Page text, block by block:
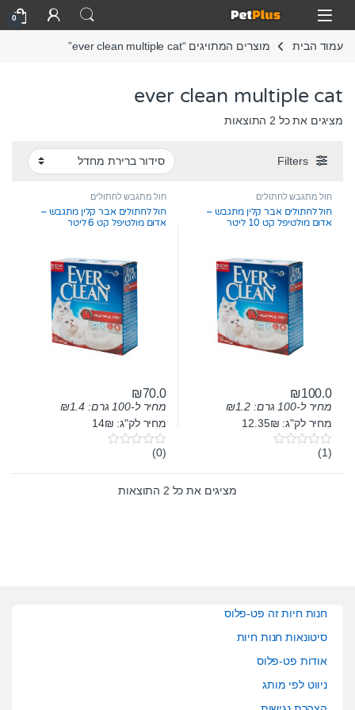
Skip to navigation
Skip to content
Open
0
עמוד הבית מוצרים המתויגים “ever clean multiple cat”
ever clean multiple cat
מציגים את כל ⁦2⁩ התוצאות
Filters
חול מתגבש לחתולים
חול לחתולים אבר קלין מתגבש –
אדום מולטיפל קט 10 ליטר
₪100.0
מחיר ל-100 גרם: ₪1.2
מחיר לק"ג: 12.35₪
0
u
(1)
חול מתגבש לחתולים
חול לחתולים אבר קלין מתגבש –
אדום מולטיפל קט 6 ליטר
₪70.0
מחיר ל-100 גרם: ₪1.4
מחיר לק"ג: 14₪
0
u
t
(0)
מציגים את כל ⁦2⁩ התוצאות
חנות חיות זה פט-פלוס
סיטונאות חנות חיות
אודות פט-פלוס
ניווט לפי מותג